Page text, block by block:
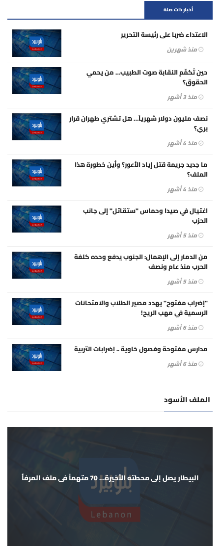
أخبار ذات صلة
الاعتداء ضربا على رئيسة التحرير
حين تُكمِّم النقابة صوت الطبيب… من يحمي
الحقوق؟
نصف مليون دولار شهرياً… هل تشتري طهران قرار
بري؟
ما جديد جريمة قتل إياد الأعور؟ وأين خطورة هذا
الملف؟
اغتيال في صيدا وحماس "ستقاتل" إلى جانب
الحزب
من الدمار إلى الإهمال: الجنوب يدفع وحده كلفة
الحرب منذ عامٍ ونصف
"إضراب مفتوح" يهدد مصير الطلاب والامتحانات
الرسمية في مهب الريح!
مدارس مفتوحة وفصول خاوية .. إضرابات التربية
الملف الأسود
البيطار يصل إلى محطته الأخيرة… 70 متهماً في ملف المرفأ